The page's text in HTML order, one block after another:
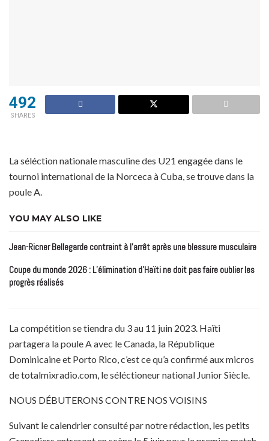
492
SHARES
La séléction nationale masculine des U21 engagée dans le
tournoi international de la Norceca à Cuba, se trouve dans la
poule A.
YOU MAY ALSO LIKE
Jean-Ricner Bellegarde contraint à l’arrêt après une blessure musculaire
Coupe du monde 2026 : L’élimination d’Haïti ne doit pas faire oublier les
progrès réalisés
La compétition se tiendra du 3 au 11 juin 2023. Haïti
partagera la poule A avec le Canada, la République
Dominicaine et Porto Rico, c’est ce qu’a confirmé aux micros
de totalmixradio.com, le séléctioneur national Junior Siècle.
NOUS DÉBUTERONS CONTRE NOS VOISINS
Suivant le calendrier consulté par notre rédaction, les petits